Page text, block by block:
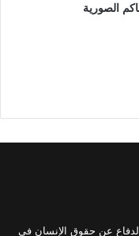
الصورية
عن حقوق الإنسان في